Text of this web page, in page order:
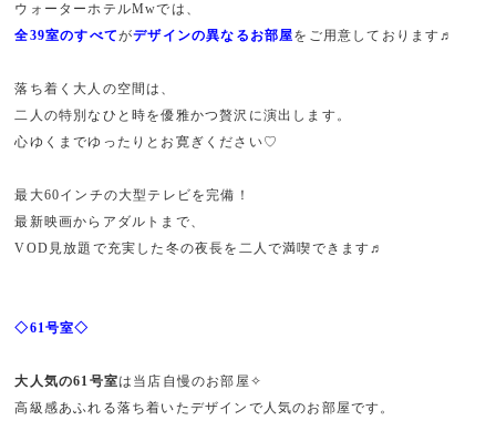
ウォーターホテルMwでは、
全39室のすべてがデザインの異なるお部屋をご用意しております♬
落ち着く大人の空間は、
二人の特別なひと時を優雅かつ贅沢に演出します。
心ゆくまでゆったりとお寛ぎください♡
最大60インチの大型テレビを完備！
最新映画からアダルトまで、
VOD見放題で充実した冬の夜長を二人で満喫できます♬
◇61号室◇
大人気の61号室は当店自慢のお部屋✧
高級感あふれる落ち着いたデザインで人気のお部屋です。